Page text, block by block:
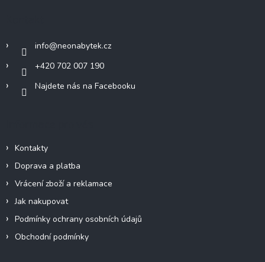
info@neonabytek.cz
+420 702 007 190
Najdete nás na Facebooku
Kontakty
Doprava a platba
Vrácení zboží a reklamace
Jak nakupovat
Podmínky ochrany osobních údajů
Obchodní podmínky